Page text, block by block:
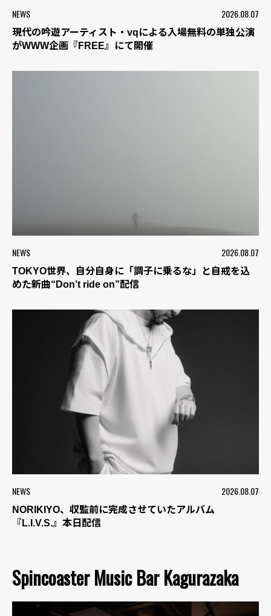
NEWS 2026.08.07
現代の吟遊アーティスト・vqによる入場無料の単独公演
がWWW企画『FREE』にて開催
NEWS 2026.08.07
TOKYO世界、自分自身に「調子に乗るな」と自戒を込
めた新曲“Don’t ride on”配信
NEWS 2026.08.07
NORIKIYO、収監前に完成させていたアルバム
『L.I.V.S.』本日配信
Spincoaster Music Bar Kagurazaka